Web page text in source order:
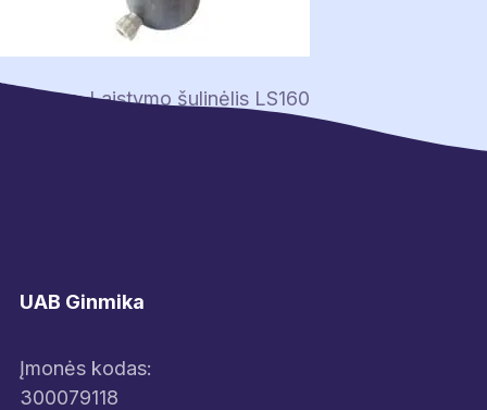
Navigacija
Previous: Laistymo šulinėlis LS160
UAB Ginmika
Įmonės kodas:
300079118